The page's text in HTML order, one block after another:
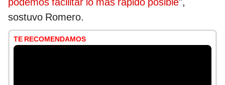
sostuvo Romero.
TE RECOMENDAMOS